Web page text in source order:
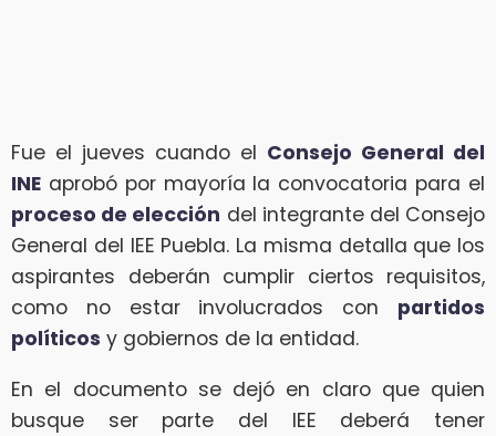
Fue el jueves cuando el Consejo General del
INE aprobó por mayoría la convocatoria para el
proceso de elección del integrante del Consejo
General del IEE Puebla. La misma detalla que los
aspirantes deberán cumplir ciertos requisitos,
como no estar involucrados con partidos
políticos y gobiernos de la entidad.
En el documento se dejó en claro que quien
busque ser parte del IEE deberá tener